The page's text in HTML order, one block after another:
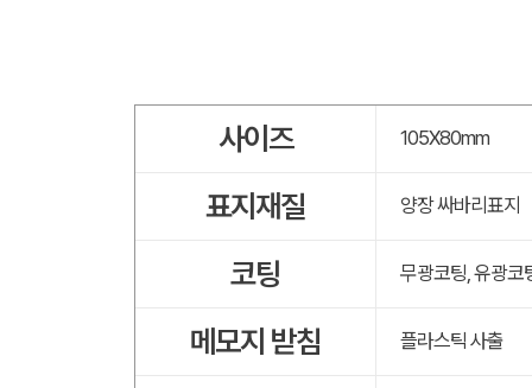
사이즈 105X80mm
표지재질 양장 싸바리표지
코팅 무광코팅, 유광코
메모지 받침 플라스틱 사출